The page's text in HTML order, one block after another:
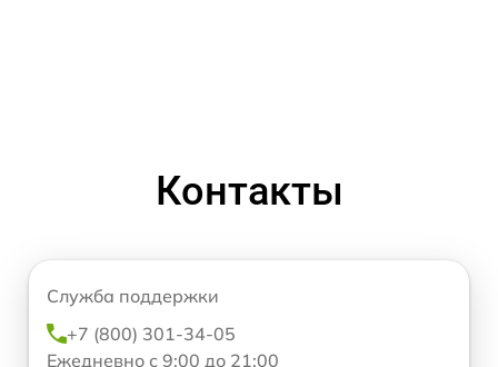
Контакты
Служба поддержки
+7 (800) 301-34-05
Ежедневно с 9:00 до 21:00